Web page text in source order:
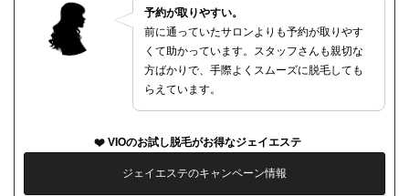
予約が取りやすい。
前に通っていたサロンよりも予約が取りやす
くて助かっています。スタッフさんも親切な
方ばかりで、手際よくスムーズに脱毛しても
らえています。
VIOのお試し脱毛がお得なジェイエステ
ジェイエステのキャンペーン情報